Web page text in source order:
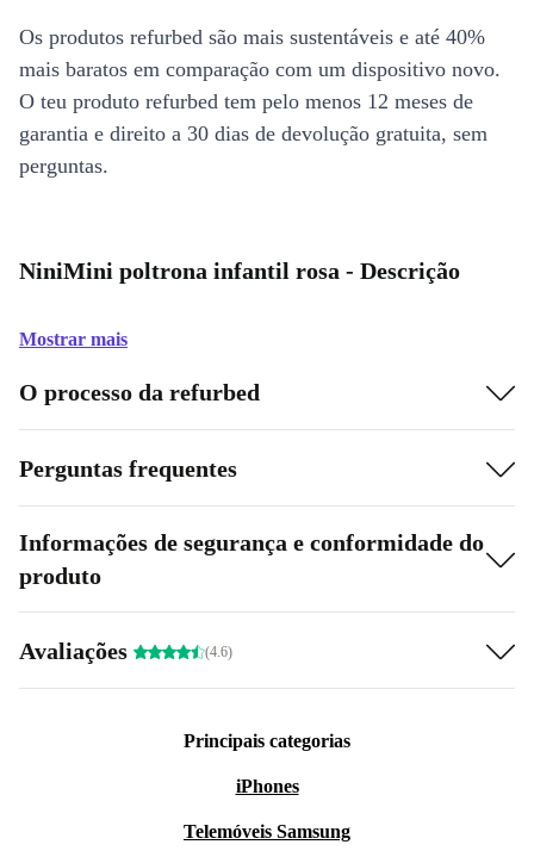
Os produtos refurbed são mais sustentáveis e até 40%
mais baratos em comparação com um dispositivo novo.
O teu produto refurbed tem pelo menos 12 meses de
garantia e direito a 30 dias de devolução gratuita, sem
perguntas.
NiniMini poltrona infantil rosa - Descrição
Mostrar mais
O processo da refurbed
Perguntas frequentes
Informações de segurança e conformidade do
produto
Avaliações (4.6)
Principais categorias
iPhones
Telemóveis Samsung